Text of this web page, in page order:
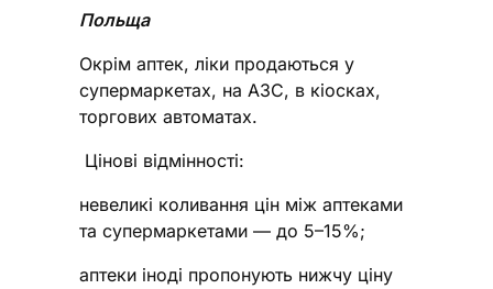
Польща
Окрім аптек, ліки продаються у
супермаркетах, на АЗС, в кіосках,
торгових автоматах.
Цінові відмінності:
невеликі коливання цін між аптеками
та супермаркетами — до 5–15%;
аптеки іноді пропонують нижчу ціну